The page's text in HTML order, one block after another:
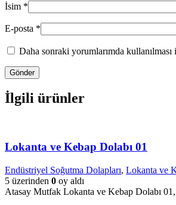
İsim *
E-posta *
Daha sonraki yorumlarımda
İlgili ürünler
Lokanta ve Kebap Dolabı 01
Endüstriyel Soğutma Dolapları, Lokanta ve
5 üzerinden 0 oy aldı
Atasay Mutfak Lokanta ve Kebap Dolabı 01,